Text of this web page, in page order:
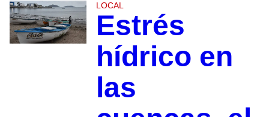
LOCAL
Estrés
hídrico en
las